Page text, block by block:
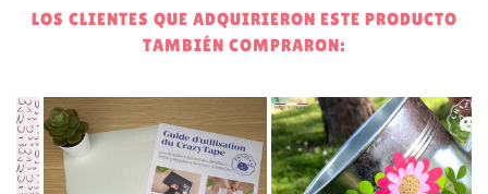
LOS CLIENTES QUE ADQUIRIERON ESTE PRODUCTO
TAMBIÉN COMPRARON: